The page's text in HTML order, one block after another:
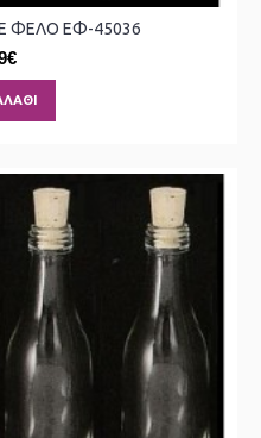
ΦΕΛΟ ΕΦ-45036